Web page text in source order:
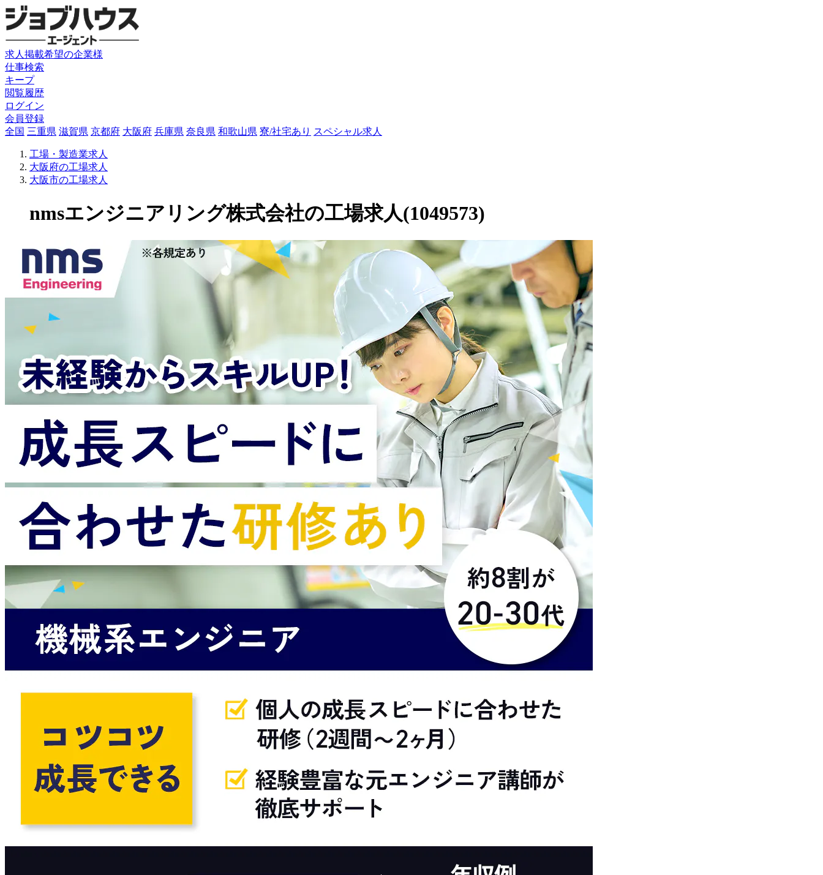
求人掲載希望の企業様
仕事検索
キープ
閲覧履歴
ログイン
会員登録
全国 三重県 滋賀県 京都府 大阪府 兵庫県 奈良県 和歌山県 寮/社宅あり スペシャル求人
工場・製造業求人
大阪府の工場求人
大阪市の工場求人
nmsエンジニアリング株式会社の工場求人(1049573)